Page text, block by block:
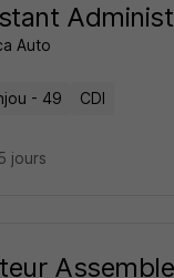
Auto
- 49 CDI
jours